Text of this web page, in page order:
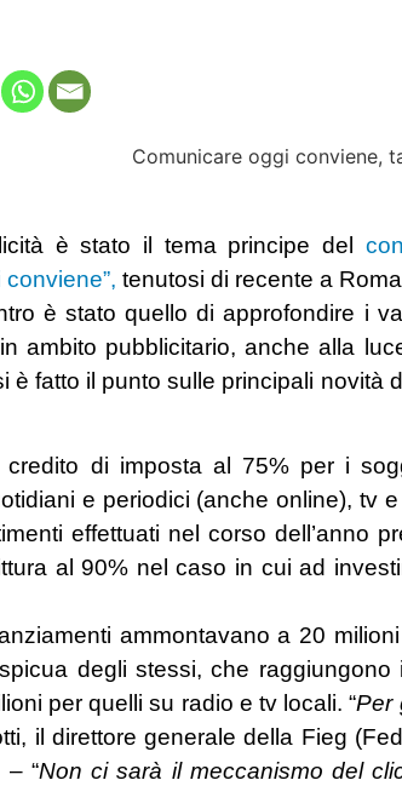
è stato il tema principe del
tenutosi di recente a
è stato quello di approfondire i
ambito pubblicitario, anche alla
è fatto il punto sulle principali
di imposta al 75% per i
e periodici (anche online), tv
effettuati nel corso dell’anno
al 90% nel caso in cui ad
ammontavano a 20
degli stessi, che
per quelli su radio e tv locali. “Per
il direttore generale della Fieg
– “Non ci sarà il meccanismo del